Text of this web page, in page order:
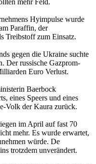
Hyimpulse wurde
Paraffin, der
Treibstoff zum Einsatz.
gegen die Ukraine suchte
Der russische Gazprom-
Euro Verlust.
Baerbock
eines Speers und eines
Volk der Kaura zurück.
im April auf fast 70
mehr. Es wurde erwartet,
würde. De
trotzdem unverändert.